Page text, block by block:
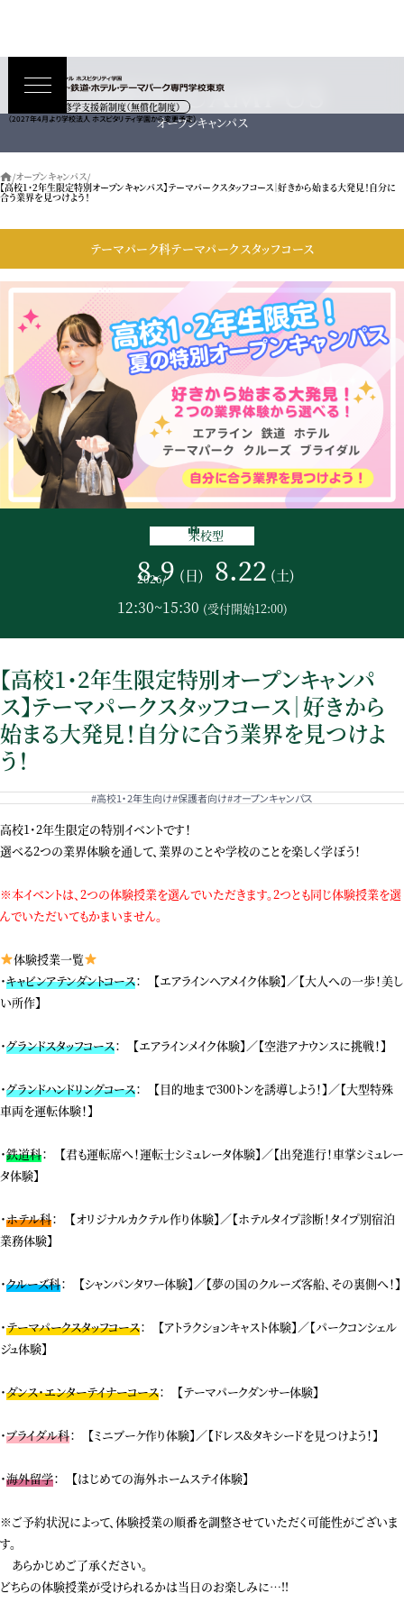
高等教育の修学支援新制度（無償化制度）
（2027年4月より学校法人 ホスピタリティ学園から変更予定）
OPEN CAMPUS
オープンキャンパス
オープンキャンパス
【高校1･2年生限定特別オープンキャンパス】テーマパークスタッフコース｜好きから始まる大発見！自分に
合う業界を見つけよう！
テーマパーク科
来校型
2026/
8.9 (日) 8.22 (土)
12:30~15:30 (受付開始12:00)
【高校1･2年生限定特別オープンキャンパ
ス】テーマパークスタッフコース｜好きから
始まる大発見！自分に合う業界を見つけよ
う！
#高校1・2年生向け#保護者向け#オープンキャンパス
高校1･2年生限定の特別イベントです！
選べる2つの業界体験を通して、業界のことや学校のことを楽しく学ぼう！
※本イベントは、2つの体験授業を選んでいただきます。2つとも同じ体験授業を選
んでいただいてもかまいません。
体験授業一覧
・キャビンアテンダントコース： 【エアラインヘアメイク体験】／【大人への一歩！美し
い所作】
・グランドスタッフコース： 【エアラインメイク体験】／【空港アナウンスに挑戦！】
・グランドハンドリングコース： 【目的地まで300トンを誘導しよう！】／【大型特殊
車両を運転体験！】
・鉄道科： 【君も運転席へ！運転士シミュレータ体験】／【出発進行！車掌シミュレー
タ体験】
・ホテル科： 【オリジナルカクテル作り体験】／【ホテルタイプ診断！タイプ別宿泊
業務体験】
・クルーズ科： 【シャンパンタワー体験】／【夢の国のクルーズ客船、その裏側へ！】
・テーマパークスタッフコース： 【アトラクションキャスト体験】／【パークコンシェル
ジュ体験】
・ダンス・エンターテイナーコース： 【テーマパークダンサー体験】
・ブライダル科： 【ミニブーケ作り体験】／【ドレス&タキシードを見つけよう！】
・海外留学： 【はじめての海外ホームステイ体験】
※ご予約状況によって、体験授業の順番を調整させていただく可能性がございま
す。
あらかじめご了承ください。
どちらの体験授業が受けられるかは当日のお楽しみに…!!